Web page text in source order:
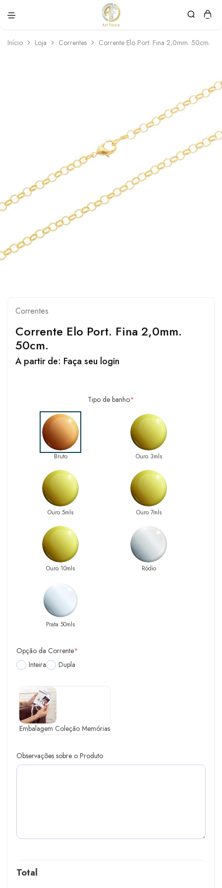
Force
personalizadas
Início Loja Correntes Corrente Elo Port. Fina 2,0mm. 50cm.
Correntes
Corrente Elo Port. Fina 2,0mm.
50cm.
A partir de: Faça seu login
Tipo de banho*
Bruto Ouro 3mls
Ouro 5mls Ouro 7mls
Ouro 10mls Ródio
Prata 50mls
Opção da Corrente*
Inteira
Dupla
Embalagem Coleção Memórias
Observações sobre o Produto
Total